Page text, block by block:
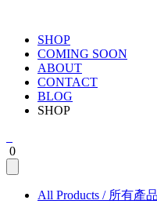
SHOP
COMING SOON
ABOUT
CONTACT
BLOG
SHOP
0
All Products / 所有產品